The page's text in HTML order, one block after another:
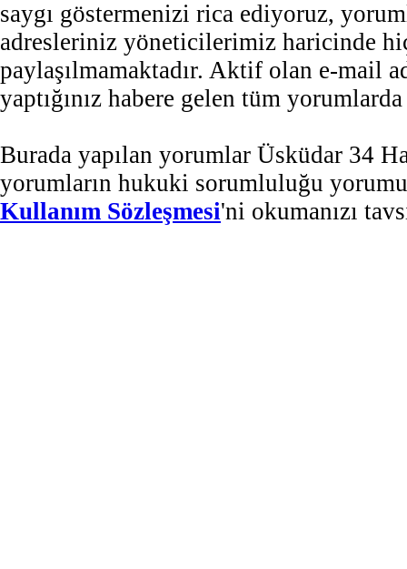
saygı göstermenizi rica ediyoruz,
adresleriniz yöneticilerimiz haricinde
paylaşılmamaktadır. Aktif olan e-mail
yaptığınız habere gelen tüm
Burada yapılan yorumlar Üsküdar 34
yorumların hukuki sorumluluğu
Kullanım Sözleşmesi'ni okumanızı